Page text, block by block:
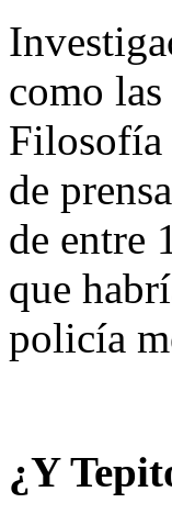
como
Filosofía
de
de entre
que
policía
¿Y